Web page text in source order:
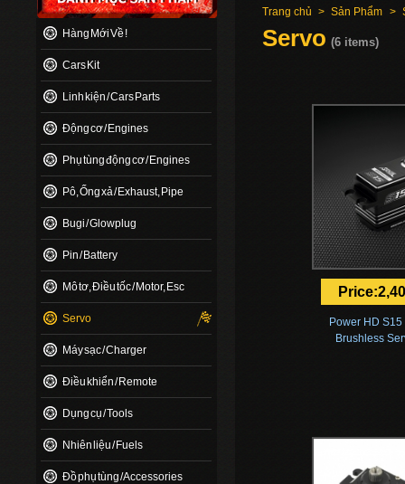
Hàng Mới Về !
Cars Kit
Linh kiện / Cars Parts
Động cơ / Engines
Phụ tùng động cơ / Engines
Pô, Ống xả / Exhaust, Pipe
Bugi / Glowplug
Pin / Battery
Mô tơ, Điều tốc / Motor, Esc
Servo
Máy sạc / Charger
Điều khiển / Remote
Dụng cụ / Tools
Nhiên liệu / Fuels
Đồ phụ tùng / Accessories
Trang chủ > Sản Phẩm >
Servo (6 items)
Power HD
Brushless